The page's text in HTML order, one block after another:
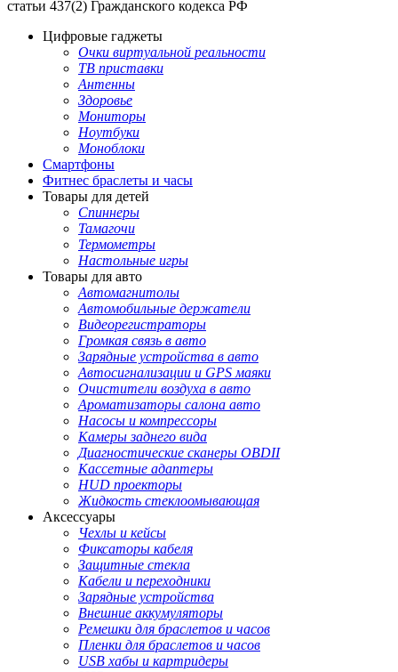
статьи 437(2) Гражданского кодекса РФ
Цифровые гаджеты
Очки виртуальной реальности
ТВ приставки
Антенны
Здоровье
Мониторы
Ноутбуки
Моноблоки
Смартфоны
Фитнес браслеты и часы
Товары для детей
Спиннеры
Тамагочи
Термометры
Настольные игры
Товары для авто
Автомагнитолы
Автомобильные держатели
Видеорегистраторы
Громкая связь в авто
Зарядные устройства в авто
Автосигнализации и GPS маяки
Очистители воздуха в авто
Ароматизаторы салона авто
Насосы и компрессоры
Камеры заднего вида
Диагностические сканеры OBDII
Кассетные адаптеры
HUD проекторы
Жидкость стеклоомывающая
Аксессуары
Чехлы и кейсы
Фиксаторы кабеля
Защитные стекла
Кабели и переходники
Зарядные устройства
Внешние аккумуляторы
Ремешки для браслетов и часов
Пленки для браслетов и часов
USB хабы и картридеры